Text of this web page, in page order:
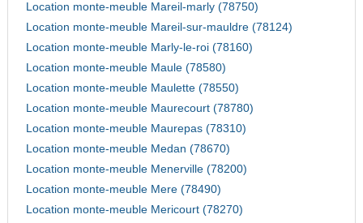
Location monte-meuble Mareil-marly (78750)
Location monte-meuble Mareil-sur-mauldre (78124)
Location monte-meuble Marly-le-roi (78160)
Location monte-meuble Maule (78580)
Location monte-meuble Maulette (78550)
Location monte-meuble Maurecourt (78780)
Location monte-meuble Maurepas (78310)
Location monte-meuble Medan (78670)
Location monte-meuble Menerville (78200)
Location monte-meuble Mere (78490)
Location monte-meuble Mericourt (78270)